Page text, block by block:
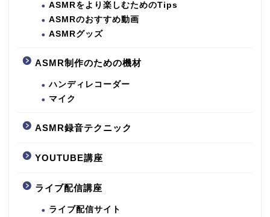
ASMRをより楽しむためのTips
ASMRのおすすめ動画
ASMRグッズ
ASMR制作のための機材
ハンディレコーダー
マイク
ASMR録音テクニック
YOUTUBE講座
ライブ配信講座
ライブ配信サイト